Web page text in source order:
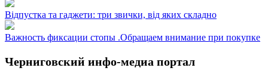
Відпустка та гаджети: три звички, від яких складно
Важность фиксации стопы .Обращаем внимание при покупке
Черниговский инфо-медиа портал